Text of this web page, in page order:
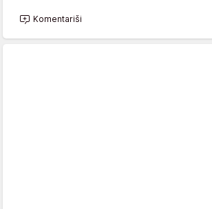
Komentariši